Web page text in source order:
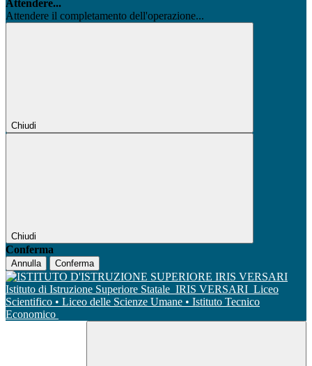
Attendere...
Attendere il completamento dell'operazione...
Chiudi
Chiudi
Conferma
Annulla Conferma
Istituto di Istruzione Superiore Statale IRIS VERSARI Liceo
Scientifico • Liceo delle Scienze Umane • Istituto Tecnico
Economico